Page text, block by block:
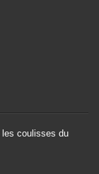
coulisses du